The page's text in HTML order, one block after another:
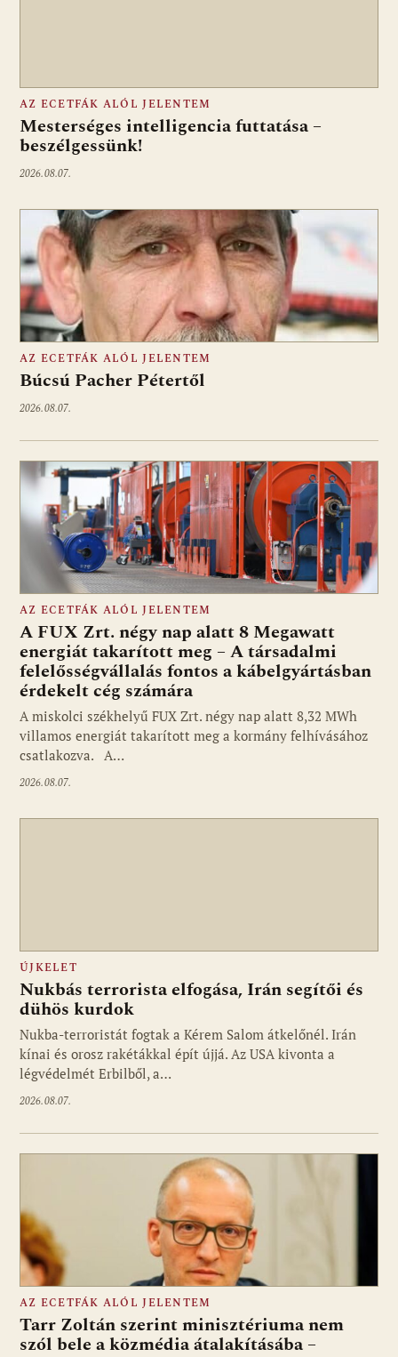
AZ ECETFÁK ALÓL JELENTEM
Mesterséges intelligencia futtatása –
beszélgessünk!
2026.08.07.
AZ ECETFÁK ALÓL JELENTEM
Búcsú Pacher Pétertől
2026.08.07.
AZ ECETFÁK ALÓL JELENTEM
A FUX Zrt. négy nap alatt 8 Megawatt
energiát takarított meg – A társadalmi
felelősségvállalás fontos a kábelgyártásban
érdekelt cég számára
A miskolci székhelyű FUX Zrt. négy nap alatt 8,32 MWh
villamos energiát takarított meg a kormány felhívásához
csatlakozva. A…
2026.08.07.
ÚJKELET
Nukbás terrorista elfogása, Irán segítői és
dühös kurdok
Nukba-terroristát fogtak a Kérem Salom átkelőnél. Irán
kínai és orosz rakétákkal épít újjá. Az USA kivonta a
légvédelmét Erbilből, a…
2026.08.07.
AZ ECETFÁK ALÓL JELENTEM
Tarr Zoltán szerint minisztériuma nem
szól bele a közmédia átalakításába –